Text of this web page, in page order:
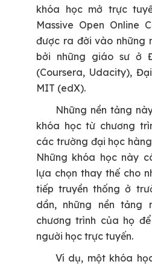
khóa học mở trực
Massive Open Online
được ra đời vào những
bởi những giáo sư ở
(Coursera, Udacity),
MIT (edX).
Những nền tảng
khóa học từ chương
các trường đại học
Những khóa học này
lựa chọn thay thế cho
tiếp truyền thống ở
dần, những nền tảng
chương trình của họ
người học trực tuyến.
Ví dụ, một khóa